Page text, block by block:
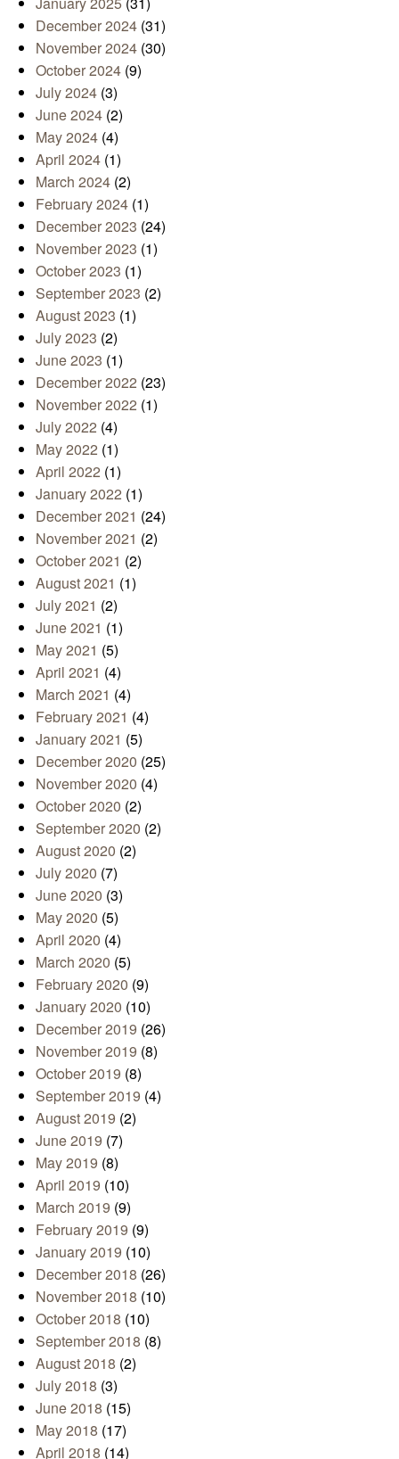
December 2024 (31)
November 2024 (30)
October 2024 (9)
July 2024 (3)
June 2024 (2)
May 2024 (4)
April 2024 (1)
March 2024 (2)
February 2024 (1)
December 2023 (24)
November 2023 (1)
October 2023 (1)
September 2023 (2)
August 2023 (1)
July 2023 (2)
June 2023 (1)
December 2022 (23)
November 2022 (1)
July 2022 (4)
May 2022 (1)
April 2022 (1)
January 2022 (1)
December 2021 (24)
November 2021 (2)
October 2021 (2)
August 2021 (1)
July 2021 (2)
June 2021 (1)
May 2021 (5)
April 2021 (4)
March 2021 (4)
February 2021 (4)
January 2021 (5)
December 2020 (25)
November 2020 (4)
October 2020 (2)
September 2020 (2)
August 2020 (2)
July 2020 (7)
June 2020 (3)
May 2020 (5)
April 2020 (4)
March 2020 (5)
February 2020 (9)
January 2020 (10)
December 2019 (26)
November 2019 (8)
October 2019 (8)
September 2019 (4)
August 2019 (2)
June 2019 (7)
May 2019 (8)
April 2019 (10)
March 2019 (9)
February 2019 (9)
January 2019 (10)
December 2018 (26)
November 2018 (10)
October 2018 (10)
September 2018 (8)
August 2018 (2)
July 2018 (3)
June 2018 (15)
May 2018 (17)
April 2018 (14)